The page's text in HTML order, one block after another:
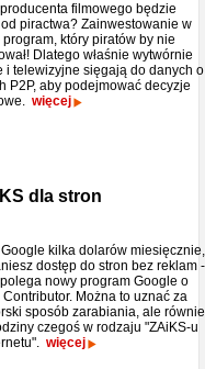
filmowego będzie
piractwa? Zainwestowanie w
który piratów by nie
Dlatego właśnie wytwórnie
i telewizyjne sięgają do danych o
P2P, aby podejmować decyzje
więcej
dla stron
Google kilka dolarów miesięcznie,
dostęp do stron bez reklam -
nowy program Google o
Można to uznać za
sposób zarabiania, ale
czegoś w rodzaju "ZAiKS-u
więcej